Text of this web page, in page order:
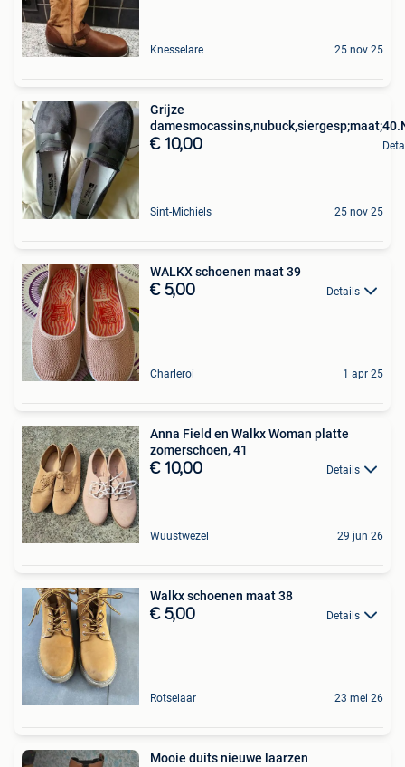
Knesselare 25 nov 25
Grijze
€ 10,00
Sint-Michiels 25 nov 25
WALKX schoenen maat 39
€ 5,00 Details
Charleroi 1 apr 25
Anna Field en Walkx Woman platte
zomerschoen, 41
€ 10,00 Details
Wuustwezel 29 jun 26
Walkx schoenen maat 38
€ 5,00 Details
Rotselaar 23 mei 26
Mooie duits nieuwe laarzen